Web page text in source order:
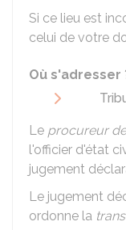
Si ce lieu est
celui de votre
Où s'adresser
Le procureur
l'officier d'état
jugement
Le jugement
ordonne la